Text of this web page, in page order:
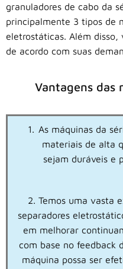
granuladores de cabo da
principalmente 3 tipos de
eletrostáticas. Além
de acordo com suas
Vantagens das
As máquinas da
materiais de alta
sejam duráveis e
2. Temos uma vasta
separadores
em melhorar
com base no feedback
máquina possa ser